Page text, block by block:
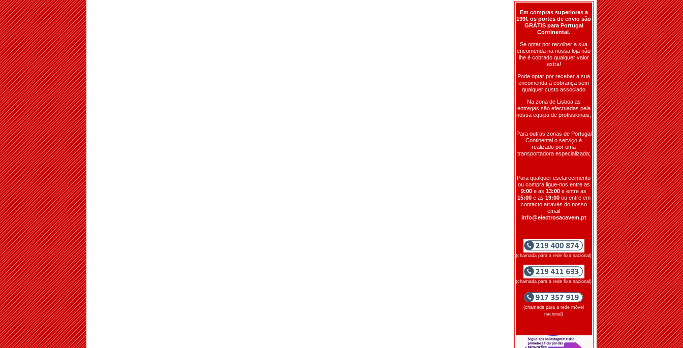
Em compras superiores a
199€ os portes de envio são
GRÁTIS para Portugal
Continental.
Se optar por recolher a sua
encomenda na nossa loja não
lhe é cobrado qualquer valor
extra!
Pode optar por receber a sua
encomenda à cobrança sem
qualquer custo associado
Na zona de Lisboa as
entregas são efectuadas pela
nossa equipa de profissionais;
Para outras zonas de Portugal
Continental o serviço é
realizado por uma
transportadora especializada;
Para qualquer esclarecimento
ou compra ligue-nos entre as
9:00 e as 13:00 e entre as
15:00e as 19:00 ou entre em
contacto através do nosso
email
info@electrosacavem.pt
(chamada para a rede fixa nacional)
(chamada para a rede fixa nacional)
(chamada para a rede móvel
nacional)